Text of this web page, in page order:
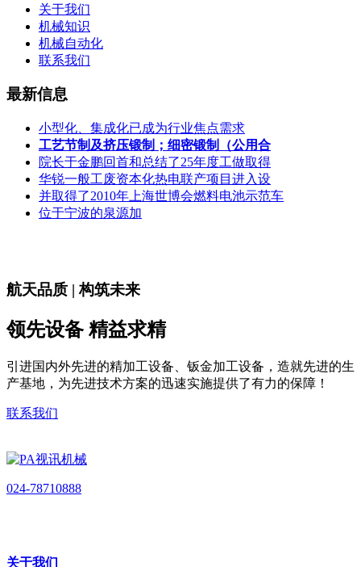
关于我们
机械知识
机械自动化
联系我们
最新信息
小型化、集成化已成为行业焦点需求
工艺节制及挤压锻制；细密锻制（公用合
院长于金鹏回首和总结了25年度工做取得
华锐一般工废资本化热电联产项目进入设
并取得了2010年上海世博会燃料电池示范车
位于宁波的泉源加
航天品质 | 构筑未来
领先设备 精益求精
引进国内外先进的精加工设备、钣金加工设备，造就先进的生
产基地，为先进技术方案的迅速实施提供了有力的保障！
联系我们
024-78710888
关于我们